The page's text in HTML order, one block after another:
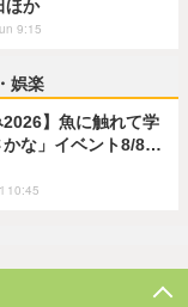
ほか
9:15
娯楽
2026】魚に触れて学
かな」イベント8/8…
10:45